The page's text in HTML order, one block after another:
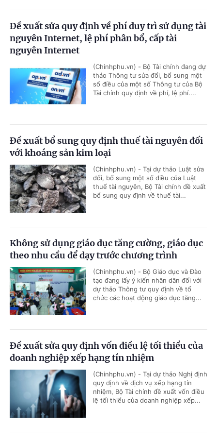
Đề xuất sửa quy định về phí duy trì sử dụng tài
nguyên Internet, lệ phí phân bổ, cấp tài
nguyên Internet
(Chinhphu.vn) - Bộ Tài chính đang dự
thảo Thông tư sửa đổi, bổ sung một
số điều của một số Thông tư của Bộ
Tài chính quy định về phí, lệ phí....
Đề xuất bổ sung quy định thuế tài nguyên đối
với khoáng sản kim loại
(Chinhphu.vn) - Tại dự thảo Luật sửa
đổi, bổ sung một số điều của Luật
thuế tài nguyên, Bộ Tài chính đề xuất
bổ sung quy định về thuế tài...
Không sử dụng giáo dục tăng cường, giáo dục
theo nhu cầu để dạy trước chương trình
(Chinhphu.vn) - Bộ Giáo dục và Đào
tạo đang lấy ý kiến nhân dân đối với
dự thảo Thông tư quy định về tổ
chức các hoạt động giáo dục tăng...
Đề xuất sửa quy định vốn điều lệ tối thiểu của
doanh nghiệp xếp hạng tín nhiệm
(Chinhphu.vn) - Tại dự thảo Nghị định
quy định về dịch vụ xếp hạng tín
nhiệm, Bộ Tài chính đề xuất vốn điều
lệ tối thiểu của doanh nghiệp xếp...